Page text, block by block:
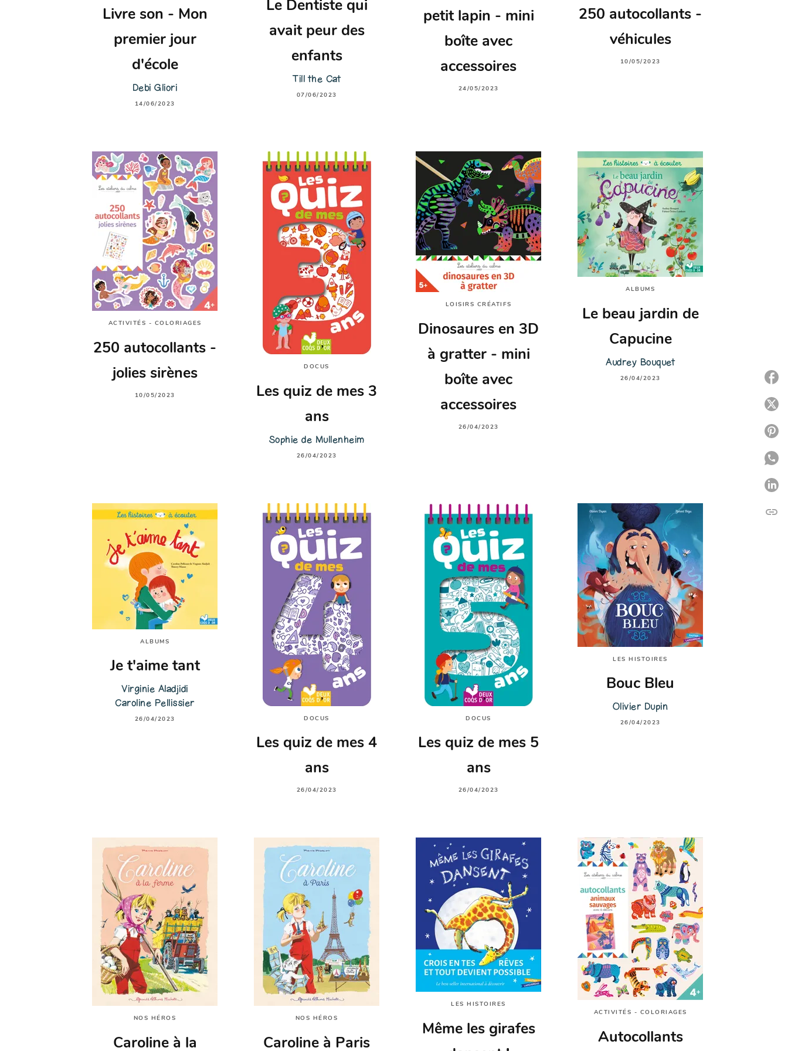
Livre son - Mon
premier jour
d'école
Debi Gliori
14/06/2023
Le Dentiste qui
avait peur des
enfants
Till the Cat
07/06/2023
petit lapin - mini
boîte avec
accessoires
24/05/2023
250 autocollants -
véhicules
10/05/2023
ACTIVITÉS - COLORIAGES
250 autocollants -
jolies sirènes
10/05/2023
DOCUS
Les quiz de mes 3
ans
Sophie de Mullenheim
26/04/2023
LOISIRS CRÉATIFS
Dinosaures en 3D
à gratter - mini
boîte avec
accessoires
26/04/2023
ALBUMS
Le beau jardin de
Capucine
Audrey Bouquet
26/04/2023
ALBUMS
Je t'aime tant
Virginie Aladjidi
Caroline Pellissier
26/04/2023 DOCUS
Les quiz de mes 4
ans
26/04/2023
DOCUS
Les quiz de mes 5
ans
26/04/2023
LES HISTOIRES
Bouc Bleu
Olivier Dupin
26/04/2023
NOS HÉROS
Caroline à la
NOS HÉROS
Caroline à Paris
LES HISTOIRES
Même les girafes
ACTIVITÉS - COLORIAGES
Autocollants
link